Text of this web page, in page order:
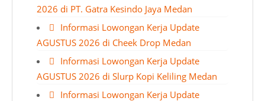
2026 di PT. Gatra Kesindo Jaya Medan
Informasi Lowongan Kerja Update
AGUSTUS 2026 di Cheek Drop Medan
Informasi Lowongan Kerja Update
AGUSTUS 2026 di Slurp Kopi Keliling Medan
Informasi Lowongan Kerja Update